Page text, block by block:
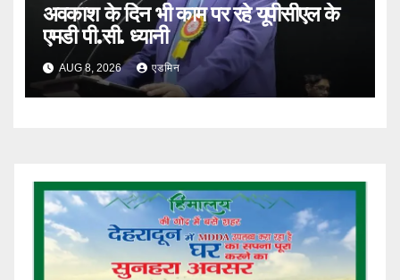
अवकाश के दिन भी काम पर रहे यूपीसीएल के
एमडी पी.सी. ध्यानी
AUG 8, 2026 एडमिन